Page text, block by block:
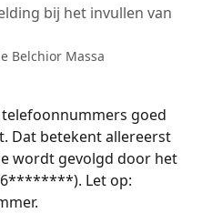
bij het invullen van
Belchior Massa
goed
Dat betekent allereerst
wordt gevolgd door het
Let op: